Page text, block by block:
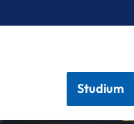
Studium